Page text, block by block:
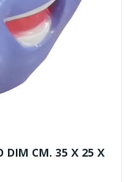
DIM CM. 35 X 25 X